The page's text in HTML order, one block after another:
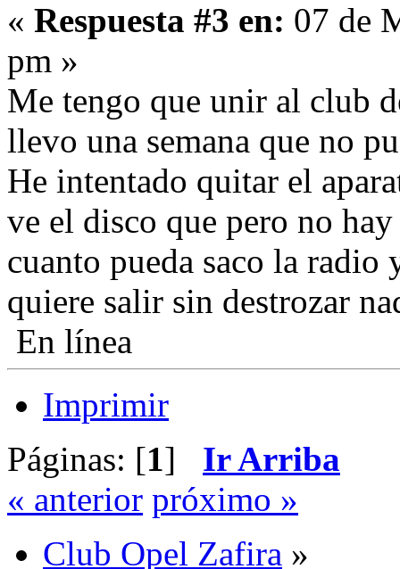
« Respuesta #3 en: 07 de
pm »
Me tengo que unir al club
llevo una semana que no
He intentado quitar el
ve el disco que pero no
cuanto pueda saco la radio
quiere salir sin destrozar
En línea
Imprimir
Páginas: [1] Ir Arriba
« anterior próximo »
Club Opel Zafira »